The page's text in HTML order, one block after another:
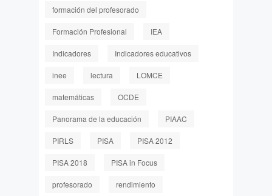
formación del profesorado
Formación Profesional IEA
Indicadores Indicadores educativos
inee lectura LOMCE
matemáticas OCDE
Panorama de la educación PIAAC
PIRLS PISA PISA 2012
PISA 2018 PISA in Focus
profesorado rendimiento